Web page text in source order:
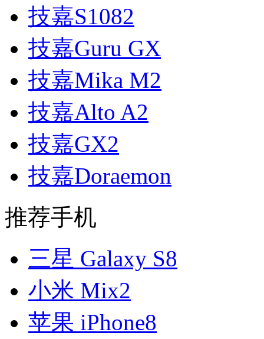
技嘉S1082
技嘉Guru GX
技嘉Mika M2
技嘉Alto A2
技嘉GX2
技嘉Doraemon
推荐手机
三星 Galaxy S8
小米 Mix2
苹果 iPhone8